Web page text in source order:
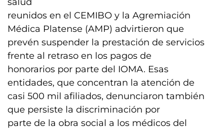
reunidos en el CEMIBO y la Agremiación
Médica Platense (AMP) advirtieron que
prevén suspender la prestación de servicios
frente al retraso en los pagos de
honorarios por parte del IOMA. Esas
entidades, que concentran la atención de
casi 500 mil afiliados, denunciaron también
que persiste la discriminación por
parte de la obra social a los médicos del